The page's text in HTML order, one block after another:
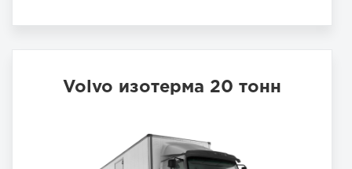
Volvo изотерма 20 тонн